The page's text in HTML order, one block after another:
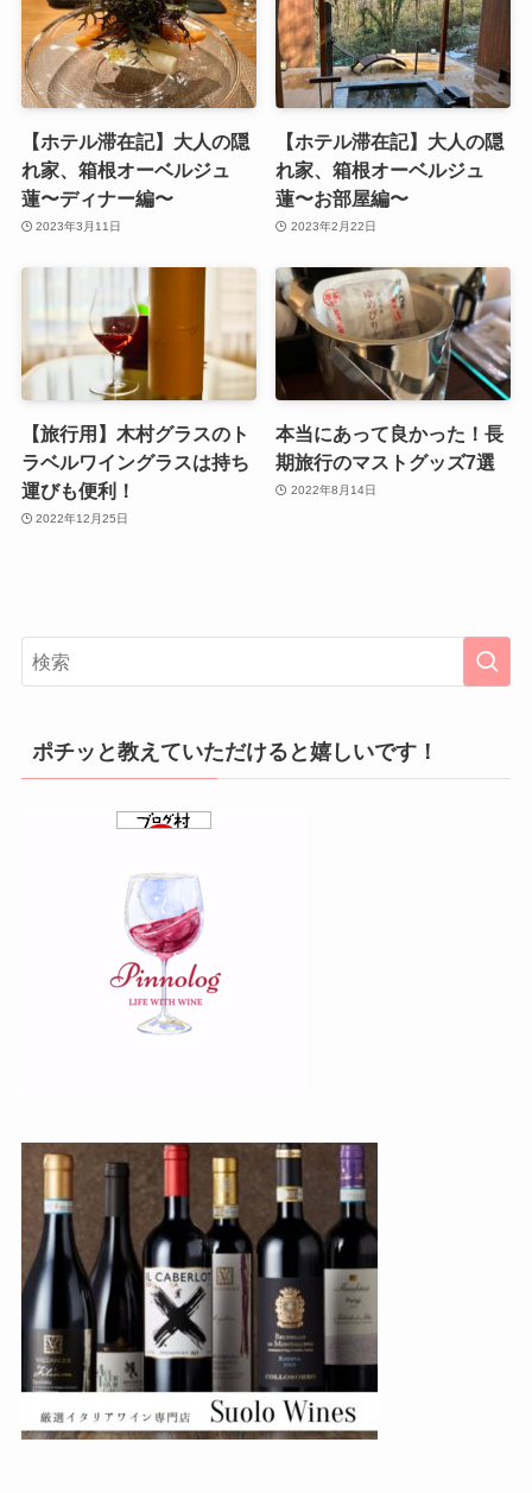
【ホテル滞在記】大人の隠
れ家、箱根オーベルジュ
蓮〜ディナー編〜
2023年3月11日
【ホテル滞在記】大人の隠
れ家、箱根オーベルジュ
蓮〜お部屋編〜
2023年2月22日
【旅行用】木村グラスのト
ラベルワイングラスは持ち
運びも便利！
2022年12月25日
本当にあって良かった！長
期旅行のマストグッズ7選
2022年8月14日
ポチッと教えていただけると嬉しいです！